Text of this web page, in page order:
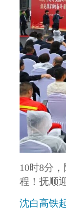
10时8分
程！抚顺
沈白高铁